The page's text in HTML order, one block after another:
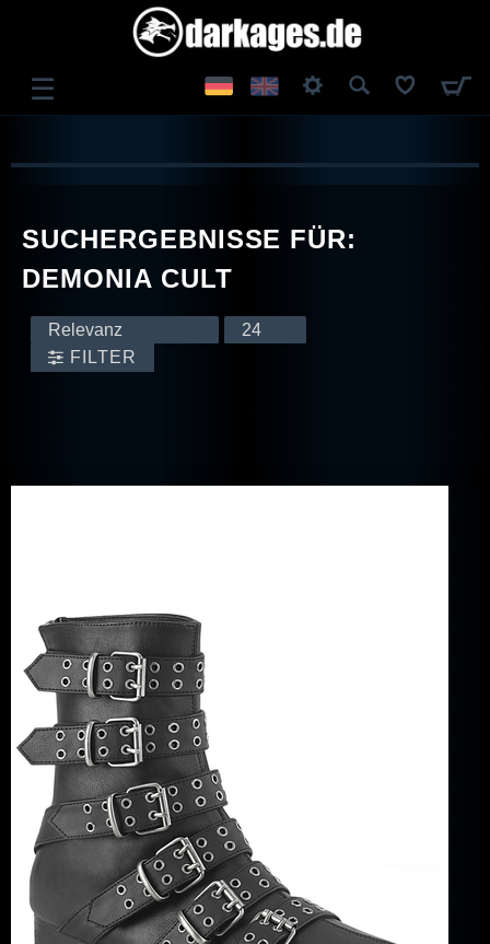
☰
SUCHERGEBNISSE FÜR:
DEMONIA CULT
FILTER